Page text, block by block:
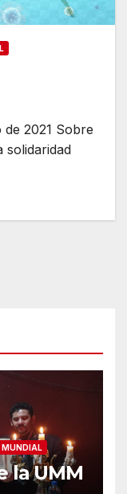
de 2021 Sobre
solidaridad
MUNDIAL
la UMM